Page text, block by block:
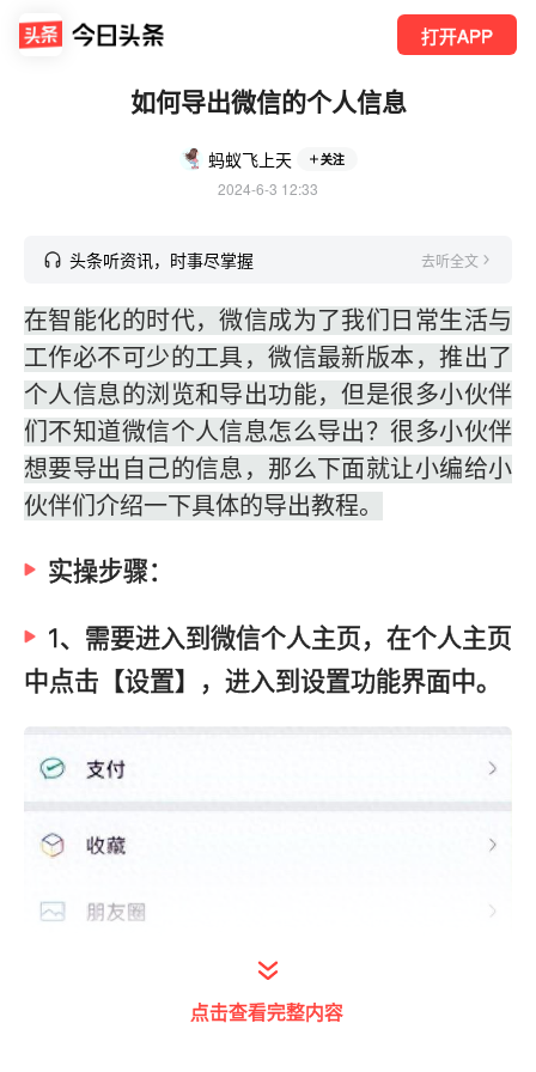
打开APP
如何导出微信的个人信息
蚂蚁飞上天 关注
2024-6-3 12:33
头条听资讯，时事尽掌握 去听全文
在智能化的时代，微信成为了我们日常生活与
工作必不可少的工具，微信最新版本，推出了
个人信息的浏览和导出功能，但是很多小伙伴
们不知道微信个人信息怎么导出？很多小伙伴
想要导出自己的信息，那么下面就让小编给小
伙伴们介绍一下具体的导出教程。
实操步骤：
1、需要进入到微信个人主页，在个人主页
中点击【设置】，进入到设置功能界面中。
点击查看完整内容